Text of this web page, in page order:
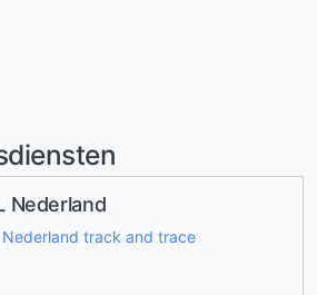
Nederland
Nederland track and trace